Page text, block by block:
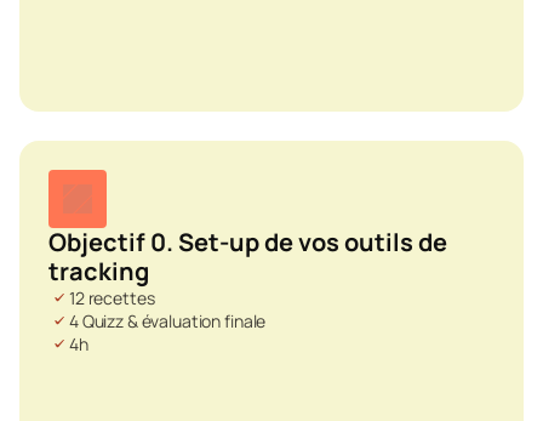
Objectif 0. Set-up de vos outils de
tracking
12 recettes
4 Quizz & évaluation finale
4h